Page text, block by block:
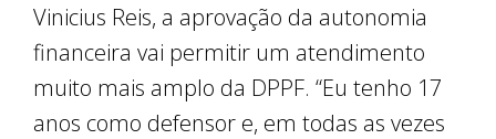
Vinicius Reis, a aprovação da autonomia
financeira vai permitir um atendimento
muito mais amplo da DPPF. “Eu tenho 17
anos como defensor e, em todas as vezes